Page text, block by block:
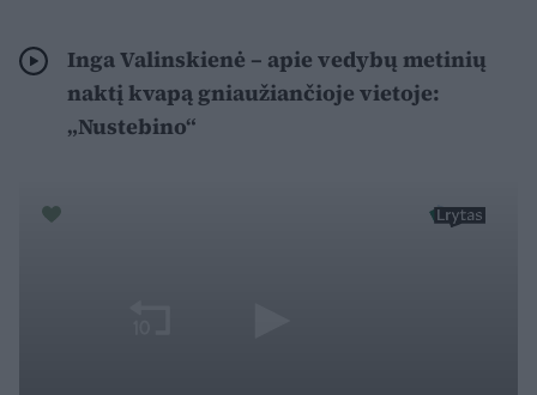
Inga Valinskienė – apie vedybų metinių
naktį kvapą gniaužiančioje vietoje:
„Nustebino“